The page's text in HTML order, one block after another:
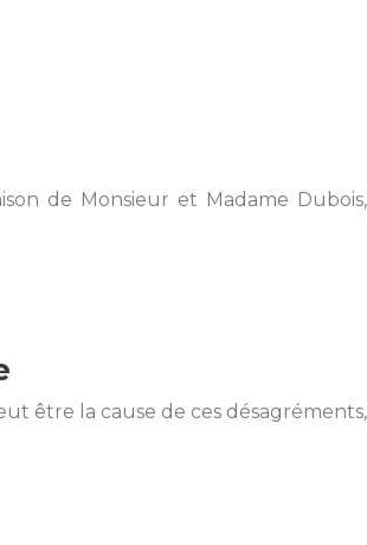
de Monsieur et Madame Dubois,
être la cause de ces désagréments,